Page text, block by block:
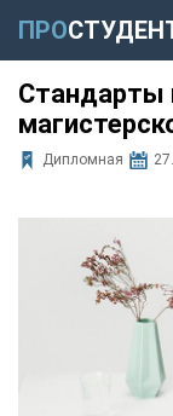
ПРО
Стандарты
Дипломная